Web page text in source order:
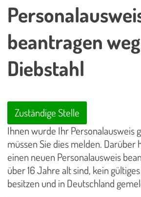
beantragen
Diebstahl
Zuständige Stelle
Ihnen wurde Ihr Personalausweis
müssen Sie dies melden. Darüber
einen neuen Personalausweis
über 16 Jahre alt sind, kein
besitzen und in Deutschland